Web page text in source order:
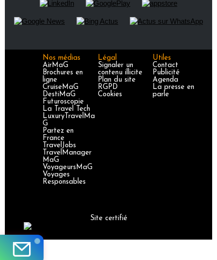
Nos médias
AirMaG
Brochures en
ligne
CruiseMaG
DestiMaG
Futuroscopie
La Travel Tech
LuxuryTravelMa
G
Partez en
France
TravelJobs
TravelManager
MaG
VoyageursMaG
Voyages
Responsables
Légal
Signaler un
contenu illicite
Plan du site
RGPD
Cookies
Utiles
Contact
Publicité
Agenda
La presse en
parle
Site certifié